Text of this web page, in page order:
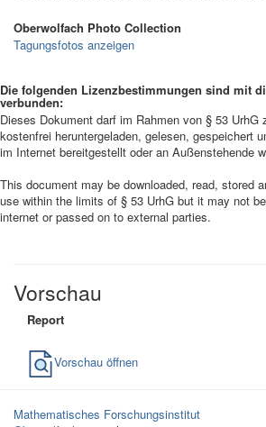
Oberwolfach Photo Collection
Tagungsfotos anzeigen
Die folgenden Lizenzbestimmungen sind mit
verbunden:
Dieses Dokument darf im Rahmen von § 53 UrhG
kostenfrei heruntergeladen, gelesen, gespeichert
im Internet bereitgestellt oder an Außenstehende
This document may be downloaded, read, stored
use within the limits of § 53 UrhG but it may not
internet or passed on to external parties.
Vorschau
Report
Vorschau öffnen
Mathematisches Forschungsinstitut